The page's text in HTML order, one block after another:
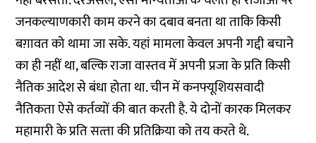
जनकल्‍याणकारी काम करने का दबाव बनता था ताकि किसी
बग़ावत को थामा जा सके. यहां मामला केवल अपनी गद्दी बचाने
का ही नहीं था, बल्कि राजा वास्‍तव में अपनी प्रजा के प्रति किसी
नैतिक आदेश से बंधा होता था. चीन में कनफ्यूशियसवादी
नैतिकता ऐसे कर्तव्‍यों की बात करती है. ये दोनों कारक मिलकर
महामारी के प्रति सत्‍ता की प्रतिक्रिया को तय करते थे.